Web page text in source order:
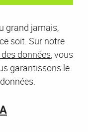
grand jamais,
soit. Sur notre
données, vous
garantissons le